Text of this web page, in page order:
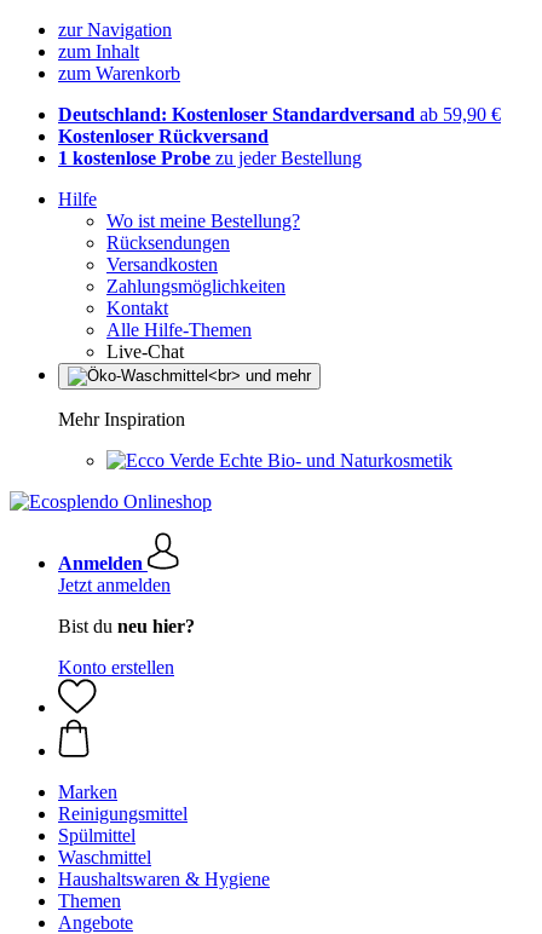
zur Navigation
zum Inhalt
zum Warenkorb
Deutschland: Kostenloser Standardversand ab 59,90 €
Kostenloser Rückversand
1 kostenlose Probe zu jeder Bestellung
Hilfe
Wo ist meine Bestellung?
Rücksendungen
Versandkosten
Zahlungsmöglichkeiten
Kontakt
Alle Hilfe-Themen
Live-Chat
Mehr Inspiration
Echte Bio- und Naturkosmetik
Anmelden
Jetzt anmelden
Bist du neu hier?
Konto erstellen
Marken
Reinigungsmittel
Spülmittel
Waschmittel
Haushaltswaren & Hygiene
Themen
Angebote